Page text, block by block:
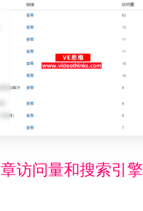
访问量和搜索引